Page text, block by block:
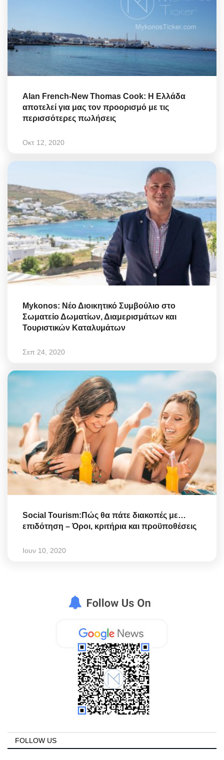
Alan French-New Thomas Cook: Η Ελλάδα
αποτελεί για μας τον προορισμό με τις
περισσότερες πωλήσεις
Οκτ 12, 2020
Mykonos: Νέο Διοικητικό Συμβούλιο στο
Σωματείο Δωματίων, Διαμερισμάτων και
Τουριστικών Καταλυμάτων
Σεπ 24, 2020
Social Tourism:Πώς θα πάτε διακοπές με…
επιδότηση – Όροι, κριτήρια και προϋποθέσεις
Ιουν 10, 2020
FOLLOW US